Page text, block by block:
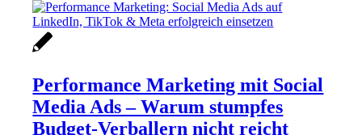
Performance Marketing mit Social
Media Ads – Warum stumpfes
Budget-Verballern nicht reicht